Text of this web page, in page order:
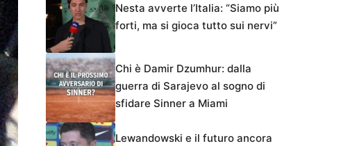
Nesta avverte l’Italia: “Siamo più
forti, ma si gioca tutto sui nervi”
Chi è Damir Dzumhur: dalla
guerra di Sarajevo al sogno di
sfidare Sinner a Miami
Lewandowski e il futuro ancora